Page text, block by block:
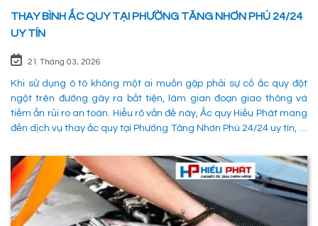
THAY BÌNH ẮC QUY TẠI PHƯỜNG TĂNG NHƠN PHÚ 24/24
UY TÍN
21 Tháng 03, 2026
Khi sử dụng ô tô không một ai muốn gặp phải sự cố ắc quy đột
ngột trên đường gây ra bất tiện, làm gian đoạn giao thông và
tiềm ẩn rủi ro an toàn. Hiểu rõ vấn đề này, Ắc quy Hiếu Phát mang
đến dịch vụ thay ắc quy tại Phường Tăng Nhơn Phú 24/24 uy tín, là
bảo an toàn cho các phường tiện và tiết kiệm thời gian cho người
sử dụng. 1. Các phương pháp khắc phục sự cố khi ắc quy hỏng tại
Phường Tăng Nhơn Phú Quận 9 Khi xe không thể khởi động do vấn
đề về điện, có rất nhiều ng